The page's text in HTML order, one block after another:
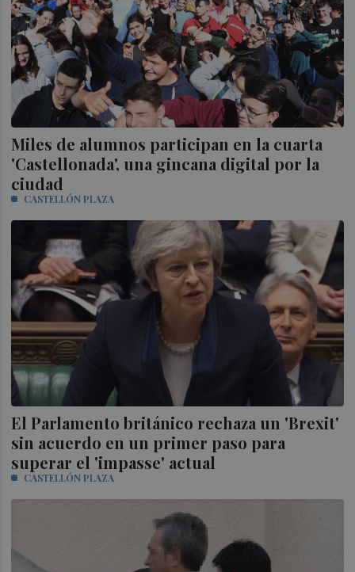
Miles de alumnos participan en la cuarta
'Castellonada', una gincana digital por la
ciudad
CASTELLÓN PLAZA
El Parlamento británico rechaza un 'Brexit'
sin acuerdo en un primer paso para
superar el 'impasse' actual
CASTELLÓN PLAZA